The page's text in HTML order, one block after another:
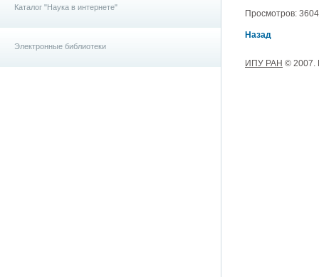
Каталог "Наука в интернете"
Электронные библиотеки
Просмотров:
Назад
ИПУ РАН © 2007.